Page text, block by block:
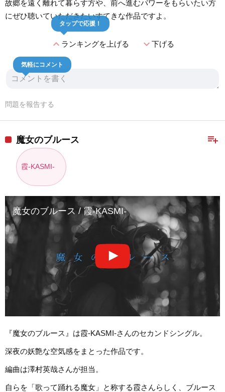
故郷を遠く離れて暮らす方や、前へ進むパワーをもらいたい方
にぜひ聴いていただきたいすてきな作品ですよ。
expand_lessランキングを上げる
タップで応援！
expand_more下げる
気軽にコメント
問題を報告する
playlist_add
魔女のブルース
霞-KASMI-
魔女のブルース / 霞-KASMI-
『魔女のブルース』は霞-KASMI-さんのセカンドシングル。
深夜の妖艶な空気感をまとった作品です。
編曲は澤村英哉さんが担当。
自らを「歌って踊れる魔女」と称する霞さんらしく、ブルース